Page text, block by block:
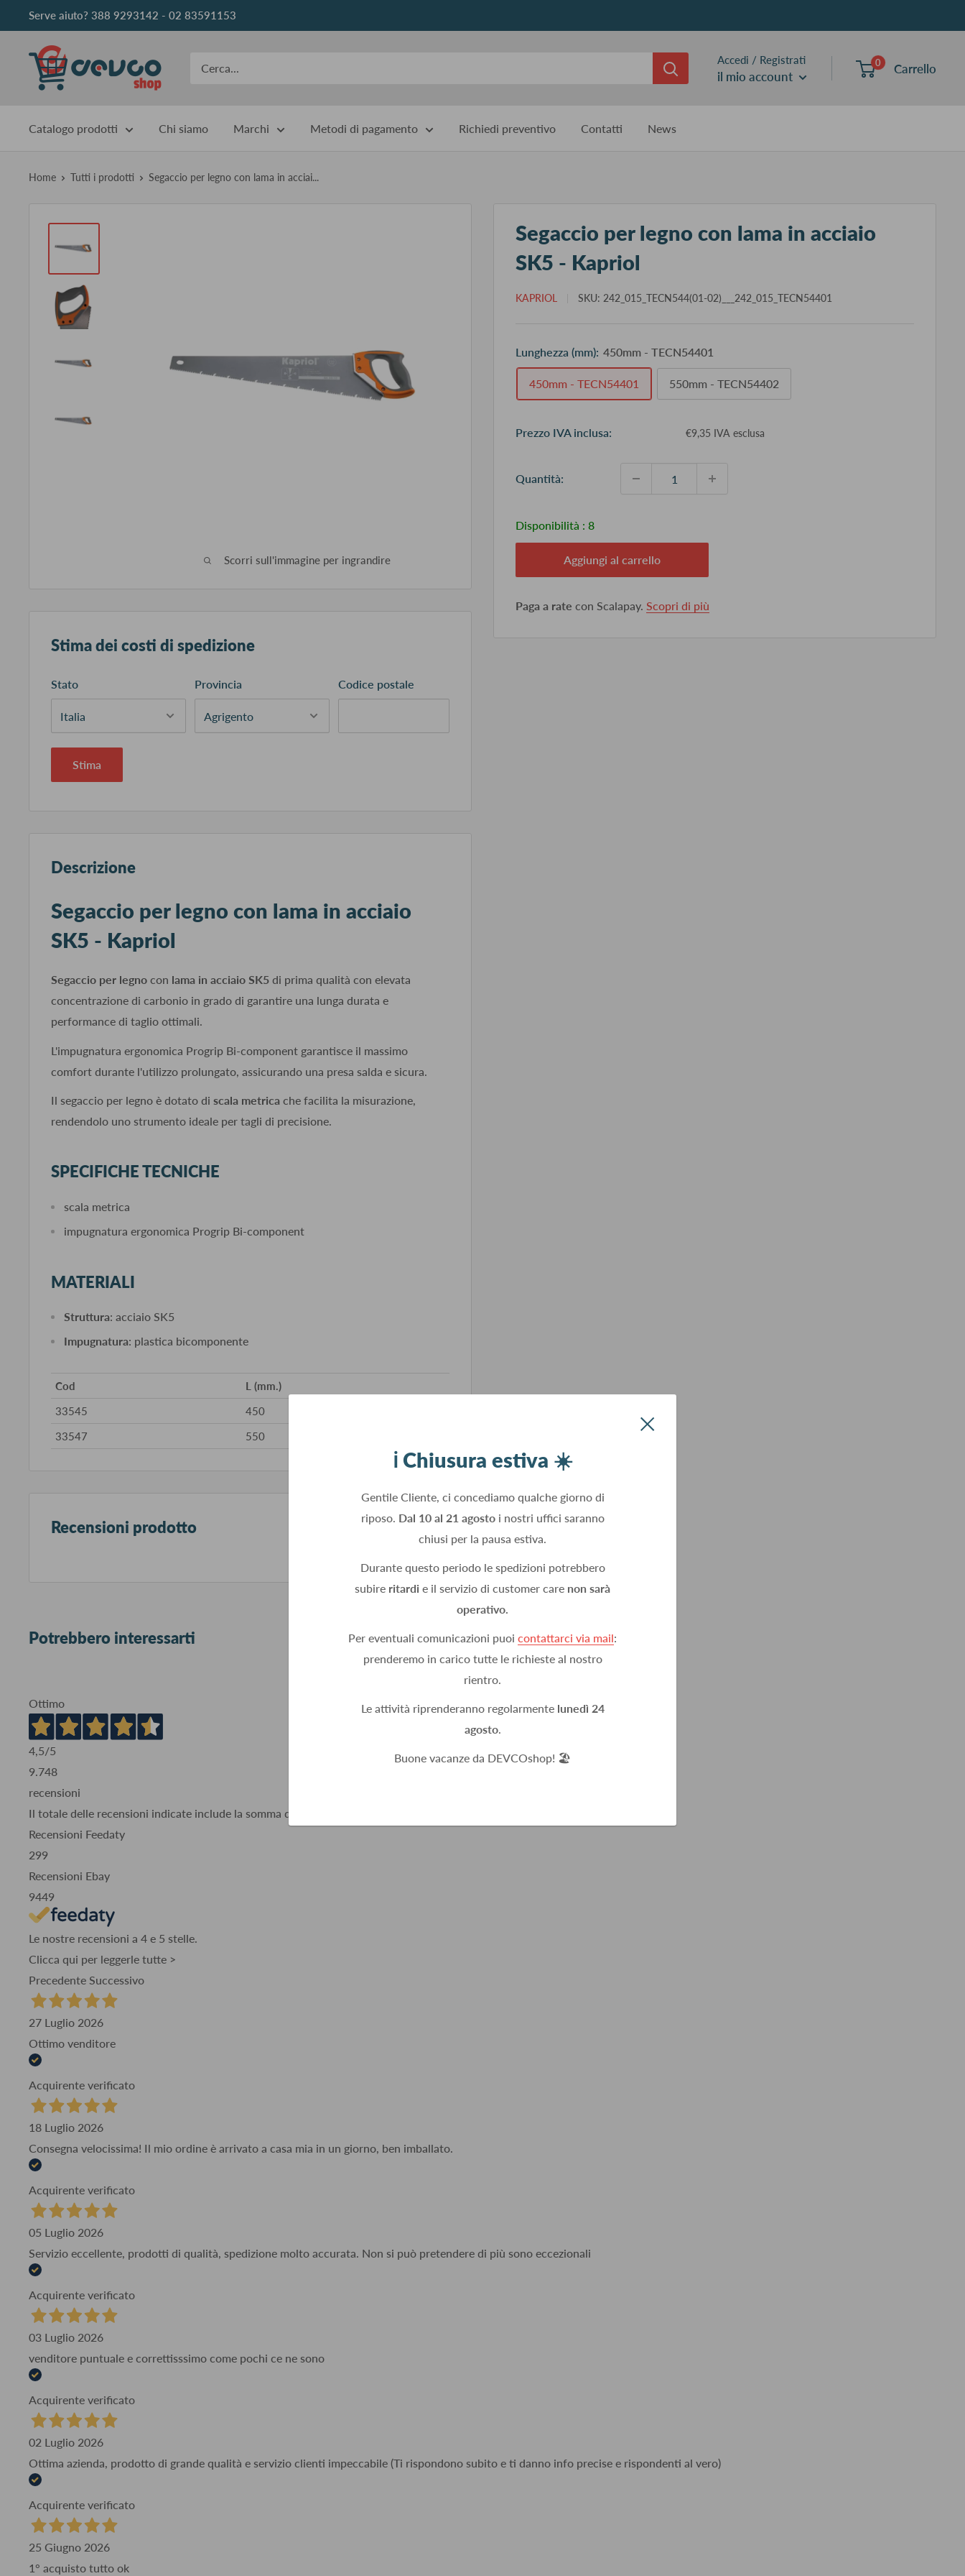
al
contenuto
Serve aiuto? 388 9293142 - 02 83591153
DEVCOshop Accedi / Registrati
il mio account
0 Carrello
Catalogo prodotti Chi siamo Marchi Metodi di pagamento Richiedi preventivo Contatti News
ℹ️ Chiusura estiva ☀️
Gentile Cliente, ci concediamo qualche giorno di
riposo. Dal 10 al 21 agostoi nostri uffici saranno
chiusi per la pausa estiva.
Durante questo periodo le spedizioni potrebbero
subire ritardi e il servizio di customer care non sarà
operativo.
Per eventuali comunicazioni puoi contattarci via mail:
prenderemo in carico tutte le richieste al nostro
rientro.
Le attività riprenderanno regolarmente lunedì 24
agosto.
Buone vacanze da DEVCOshop! 🏖️
Home Tutti i prodotti Segaccio per legno con lama in acciai...
Scorri sull'immagine per ingrandire
Segaccio per legno con lama in acciaio
SK5 - Kapriol
KAPRIOL SKU: 242_015_TECN544(01-02)___242_015_TECN54401
Lunghezza (mm): 450mm - TECN54401
450mm - TECN54401 550mm - TECN54402
Prezzo IVA inclusa: €9,35 IVA esclusa
Quantità:
Disponibilità : 8
Aggiungi al carrello
Paga a rate con Scalapay. Scopri di più
Stima dei costi di spedizione
Stato Provincia Codice postale
Stima
Descrizione
Segaccio per legno con lama in acciaio
SK5 - Kapriol
Segaccio per legno con lama in acciaio SK5 di prima qualità con elevata
concentrazione di carbonio in grado di garantire una lunga durata e
performance di taglio ottimali.
L'impugnatura ergonomica Progrip Bi-component garantisce il massimo
comfort durante l'utilizzo prolungato, assicurando una presa salda e sicura.
Il segaccio per legno è dotato di scala metrica che facilita la misurazione,
rendendolo uno strumento ideale per tagli di precisione.
SPECIFICHE TECNICHE
scala metrica
impugnatura ergonomica Progrip Bi-component
MATERIALI
Struttura: acciaio SK5
Impugnatura: plastica bicomponente
Cod
L (mm.)
33545
450
33547
550
Recensioni prodotto
Potrebbero interessarti
Ottimo
4,5/5
9.748
recensioni
Il totale delle recensioni indicate include la somma di:
Recensioni Feedaty
299
Recensioni Ebay
9449
Le nostre recensioni a 4 e 5 stelle.
Clicca qui per leggerle tutte >
Precedente Successivo
27 Luglio 2026
Ottimo venditore
Acquirente verificato
18 Luglio 2026
Consegna velocissima! Il mio ordine è arrivato a casa mia in un giorno, ben imballato.
Acquirente verificato
05 Luglio 2026
Servizio eccellente, prodotti di qualità, spedizione molto accurata. Non si può pretendere di più sono eccezionali
Acquirente verificato
03 Luglio 2026
venditore puntuale e correttisssimo come pochi ce ne sono
Acquirente verificato
02 Luglio 2026
Ottima azienda, prodotto di grande qualità e servizio clienti impeccabile (Ti rispondono subito e ti danno info precise e rispondenti al vero)
Acquirente verificato
25 Giugno 2026
1° acquisto tutto ok